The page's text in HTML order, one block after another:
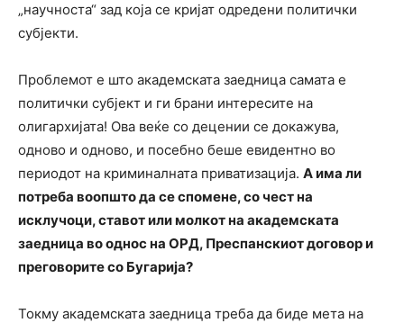
„научноста“ зад која се кријат одредени политички
субјекти.
Проблемот е што академската заедница самата е
политички субјект и ги брани интересите на
олигархијата! Ова веќе со децении се докажува,
одново и одново, и посебно беше евидентно во
периодот на криминалната приватизација. А има ли
потреба воопшто да се спомене, со чест на
исклучоци, ставот или молкот на академската
заедница во однос на ОРД, Преспанскиот договор и
преговорите со Бугарија?
Токму академската заедница треба да биде мета на